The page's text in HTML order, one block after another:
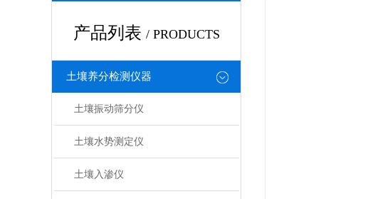
产品列表 / PRODUCTS
土壤养分检测仪器
土壤振动筛分仪
土壤水势测定仪
土壤入渗仪